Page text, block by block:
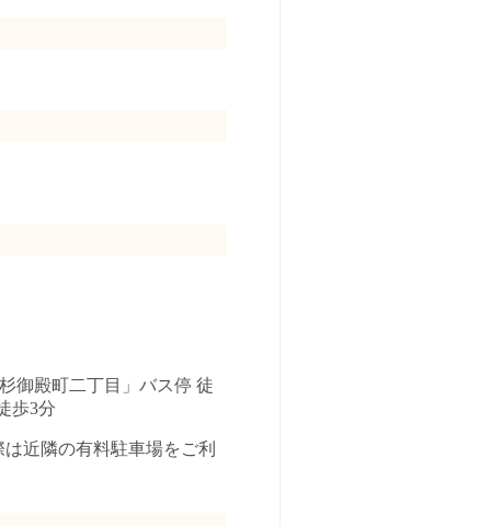
御殿町二丁目」バス停 徒
歩3分
近隣の有料駐車場をご利